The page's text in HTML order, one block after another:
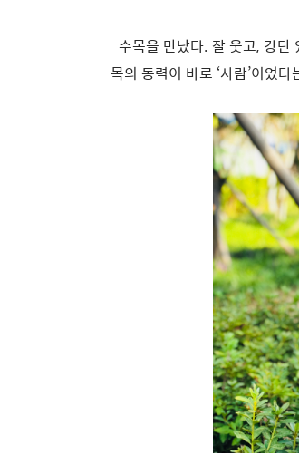
수목을 만났다. 잘 웃고, 강
목의 동력이 바로 ‘사람’이었